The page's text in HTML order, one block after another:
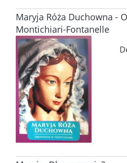
Maryja Róża Duchowna -
Montichiari-Fontanelle